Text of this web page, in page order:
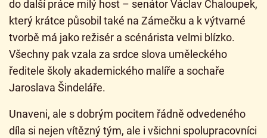
do další práce milý host – senátor Václav Chaloupek,
který krátce působil také na Zámečku a k výtvarné
tvorbě má jako režisér a scénárista velmi blízko.
Všechny pak vzala za srdce slova uměleckého
ředitele školy akademického malíře a sochaře
Jaroslava Šindeláře.
Unaveni, ale s dobrým pocitem řádně odvedeného
díla si nejen vítězný tým, ale i všichni spolupracovníci